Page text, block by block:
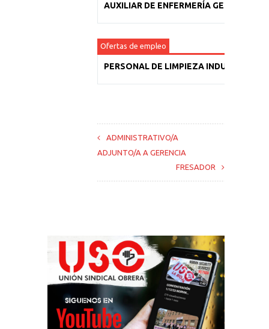
AUXILIAR DE ENFERMERÍA GERIÁTRICA
Ofertas de empleo
PERSONAL DE LIMPIEZA INDUSTRIAL
ADMINISTRATIVO/A
ADJUNTO/A A GERENCIA
FRESADOR